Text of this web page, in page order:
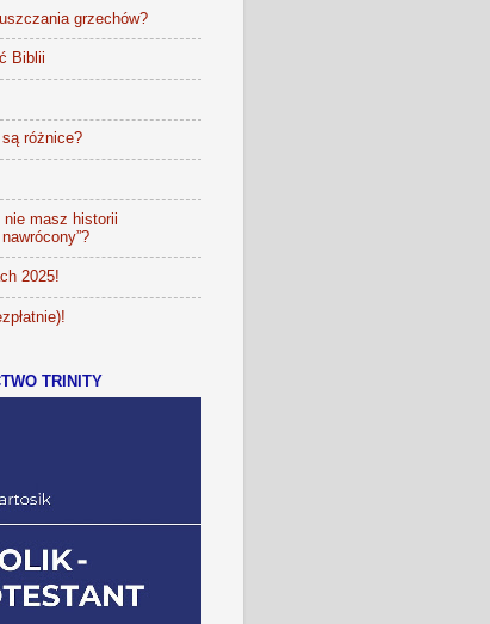
grzechów?
Biblii
różnice?
nie masz historii
2025!
TRINITY